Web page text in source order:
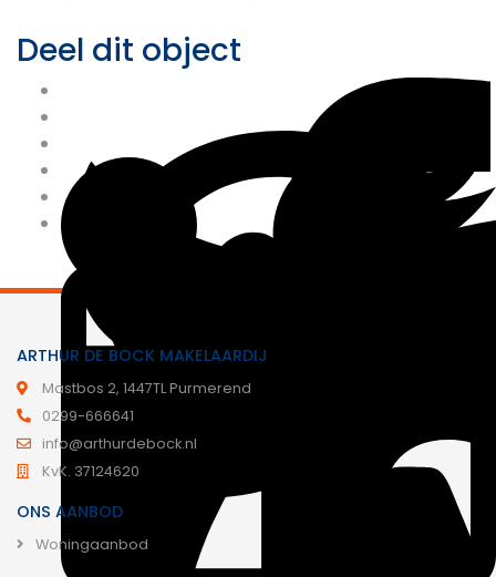
Deel dit object
ARTHUR DE BOCK MAKELAARDIJ
Mastbos 2, 1447TL Purmerend
0299-666641
info@arthurdebock.nl
KvK. 37124620
ONS AANBOD
Woningaanbod